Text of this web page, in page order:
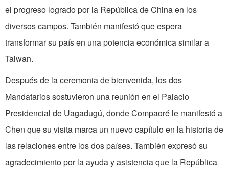
el progreso logrado por la República de China en los
diversos campos. También manifestó que espera
transformar su país en una potencia económica similar a
Taiwan.
Después de la ceremonia de bienvenida, los dos
Mandatarios sostuvieron una reunión en el Palacio
Presidencial de Uagadugú, donde Compaoré le manifestó a
Chen que su visita marca un nuevo capítulo en la historia de
las relaciones entre los dos países. También expresó su
agradecimiento por la ayuda y asistencia que la República